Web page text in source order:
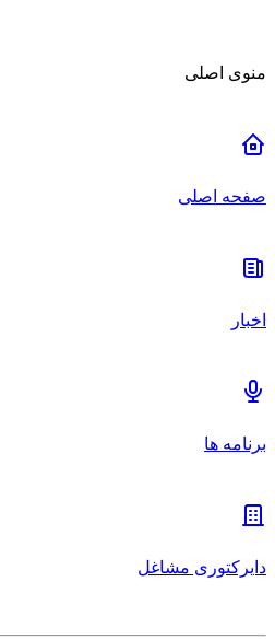
منوی اصلی
صفحه اصلی
اخبار
برنامه ها
دایرکتوری مشاغل